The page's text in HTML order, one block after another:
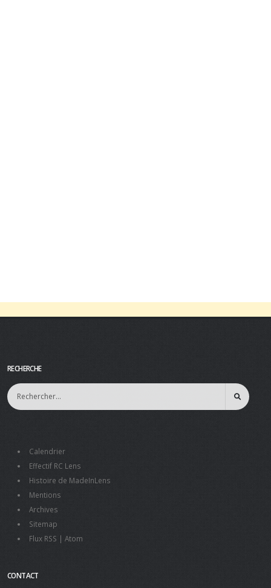
RECHERCHE
Calendrier
Effectif RC Lens
Histoire de MadeInLens
Mentions
Archives
Sitemap
Flux RSS | Atom
CONTACT